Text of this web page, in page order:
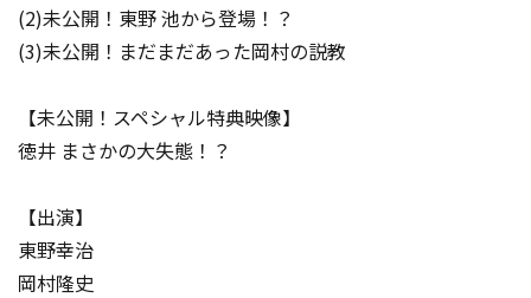
(2)未公開！東野 池から登場！？
(3)未公開！まだまだあった岡村の説教
【未公開！スペシャル特典映像】
徳井 まさかの大失態！？
【出演】
東野幸治
岡村隆史